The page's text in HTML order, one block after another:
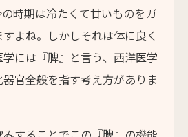
時期は冷たくて甘いものをガ
よね。しかしそれは体に良く
には『脾』と言う、西洋医学
官全般を指す考え方がありま